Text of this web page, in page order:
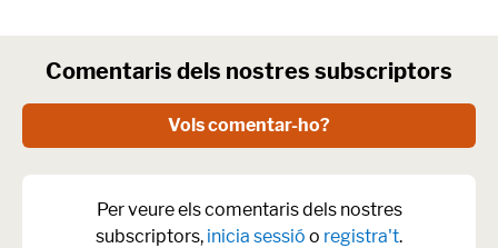
Comentaris dels nostres subscriptors
Vols comentar-ho?
Per veure els comentaris dels nostres
subscriptors, inicia sessió o registra't.